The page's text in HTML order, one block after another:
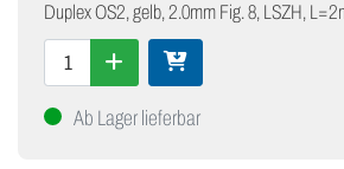
Duplex OS2, gelb, 2.0mm Fig. 8, LSZH,
Ab Lager lieferbar